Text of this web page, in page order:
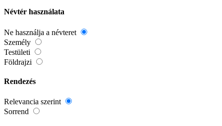
Névtér használata
Ne használja a névteret
Személy
Testületi
Földrajzi
Rendezés
Relevancia szerint
Sorrend